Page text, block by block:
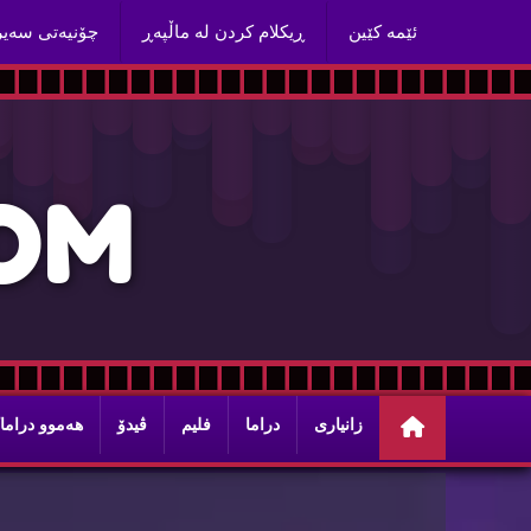
ئێمه‌ كێین ڕیكلام كردن له‌ ماڵپه‌ڕ چۆنیه‌تی
M
زانیاری دراما فلیم ڤیدۆ هه‌موو